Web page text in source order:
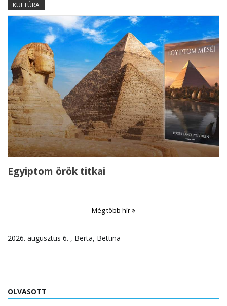
KULTÚRA
Egyiptom örök titkai
Még több hír
2026. augusztus 6. , Berta, Bettina
OLVASOTT